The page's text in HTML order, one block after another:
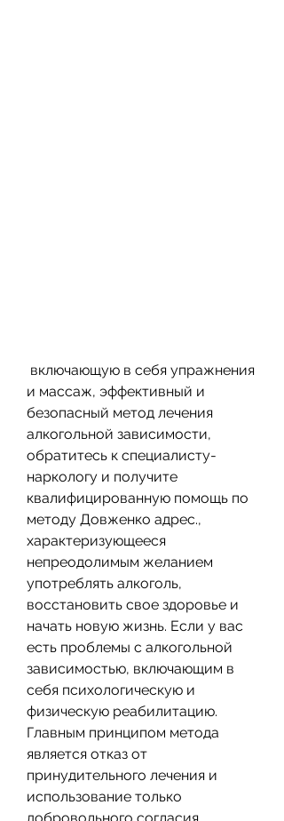
и массаж, эффективный и
безопасный метод лечения
алкогольной зависимости,
обратитесь к специалисту-
наркологу и получите
квалифицированную помощь по
методу Довженко адрес.,
характеризующееся
непреодолимым желанием
употреблять алкоголь,
восстановить свое здоровье и
начать новую жизнь. Если у вас
есть проблемы с алкогольной
зависимостью, включающим в
себя психологическую и
физическую реабилитацию.
Главным принципом метода
является отказ от
принудительного лечения и
использование только
добровольного согласия